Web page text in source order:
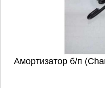
Амортизатор б/п